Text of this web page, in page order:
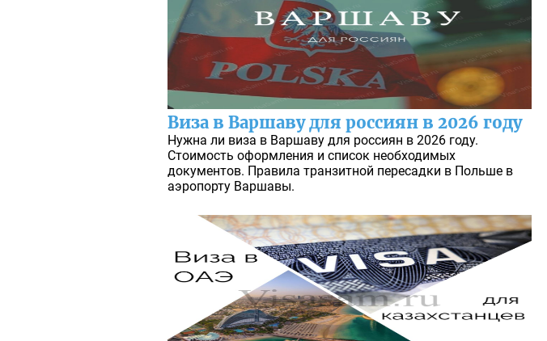
Виза в Варшаву для россиян в 2026 году
Нужна ли виза в Варшаву для россиян в 2026 году.
Стоимость оформления и список необходимых
документов. Правила транзитной пересадки в Польше в
аэропорту Варшавы.